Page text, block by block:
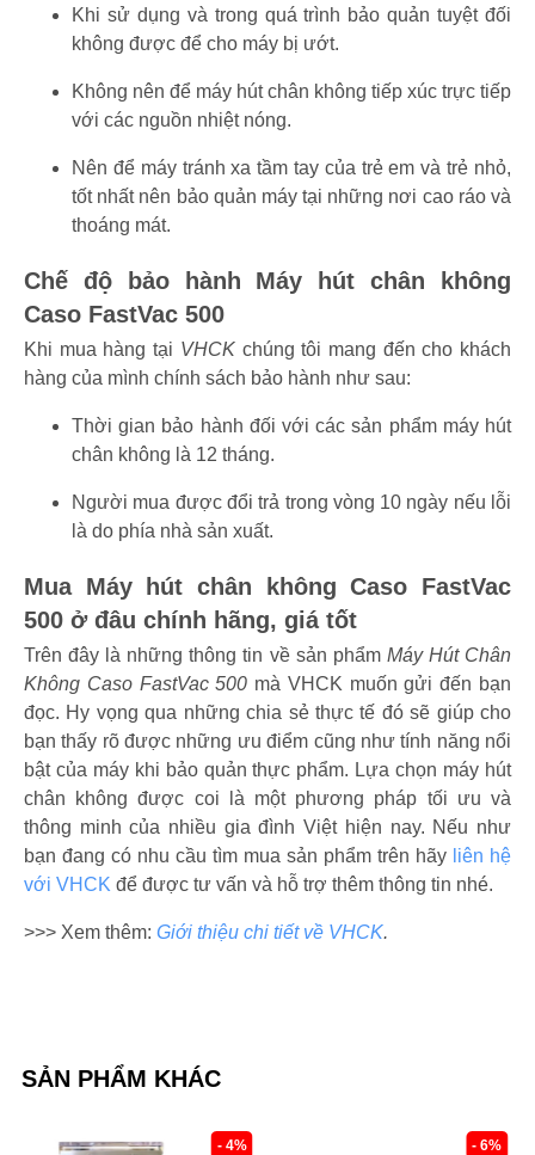
Khi sử dụng và trong quá trình bảo quản tuyệt đối
không được để cho máy bị ướt.
Không nên để máy hút chân không tiếp xúc trực tiếp
với các nguồn nhiệt nóng.
Nên để máy tránh xa tầm tay của trẻ em và trẻ nhỏ,
tốt nhất nên bảo quản máy tại những nơi cao ráo và
thoáng mát.
Chế độ bảo hành Máy hút chân không
Caso FastVac 500
Khi mua hàng tại VHCKchúng tôi mang đến cho khách
hàng của mình chính sách bảo hành như sau:
Thời gian bảo hành đối với các sản phẩm máy hút
chân không là 12 tháng.
Người mua được đổi trả trong vòng 10 ngày nếu lỗi
là do phía nhà sản xuất.
Mua Máy hút chân không Caso FastVac
500 ở đâu chính hãng, giá tốt
Trên đây là những thông tin về sản phẩm Máy Hút Chân
Không Caso FastVac 500 mà VHCK muốn gửi đến bạn
đọc. Hy vọng qua những chia sẻ thực tế đó sẽ giúp cho
bạn thấy rõ được những ưu điểm cũng như tính năng nổi
bật của máy khi bảo quản thực phẩm. Lựa chọn máy hút
chân không được coi là một phương pháp tối ưu và
thông minh của nhiều gia đình Việt hiện nay. Nếu như
bạn đang có nhu cầu tìm mua sản phẩm trên hãy liên hệ
với VHCK để được tư vấn và hỗ trợ thêm thông tin nhé.
>>> Xem thêm: Giới thiệu chi tiết về VHCK.
SẢN PHẨM KHÁC
- 6% - 5%